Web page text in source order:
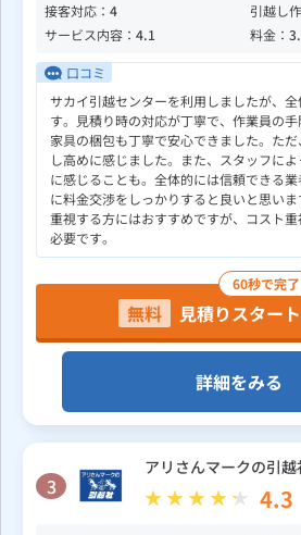
接客対応： 4 引越し
サービス内容： 4.1 料金：
口コミ
サカイ引越センターを利用しましたが、
す。見積り時の対応が丁寧で、作業員の手
家具の梱包も丁寧で安心できました。た
し高めに感じました。また、スタッフに
に感じることも。全体的には信頼できる
に料金交渉をしっかりすると良いと思い
重視する方にはおすすめですが、コスト
必要です。
60秒で完了
無料 見積りスタート
詳細をみる
3
アリさんマークの引越
4.3